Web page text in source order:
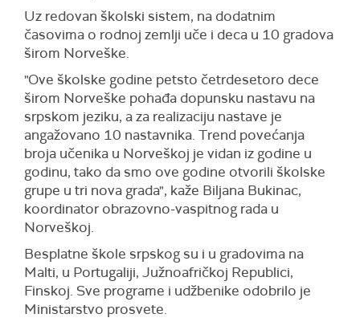
Uz redovan školski sistem, na dodatnim
časovima o rodnoj zemlji uče i deca u 10 gradova
širom Norveške.
"Ove školske godine petsto četrdesetoro dece
širom Norveške pohađa dopunsku nastavu na
srpskom jeziku, a za realizaciju nastave je
angažovano 10 nastavnika. Trend povećanja
broja učenika u Norveškoj je vidan iz godine u
godinu, tako da smo ove godine otvorili školske
grupe u tri nova grada", kaže Biljana Bukinac,
koordinator obrazovno-vaspitnog rada u
Norveškoj.
Besplatne škole srpskog su i u gradovima na
Malti, u Portugaliji, Južnoafričkoj Republici,
Finskoj. Sve programe i udžbenike odobrilo je
Ministarstvo prosvete.